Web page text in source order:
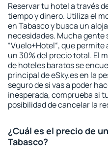
Reservar tu hotel a través
tiempo y dinero. Utiliza el
en Tabasco y busca un
necesidades. Mucha gente
“Vuelo+Hotel“, que
un 30% del precio total. El
de hoteles baratos se
principal de eSky.es en la
seguro de si vas a poder
inesperada, comprueba si
posibilidad de cancelar la
¿Cuál es el precio de
Tabasco?